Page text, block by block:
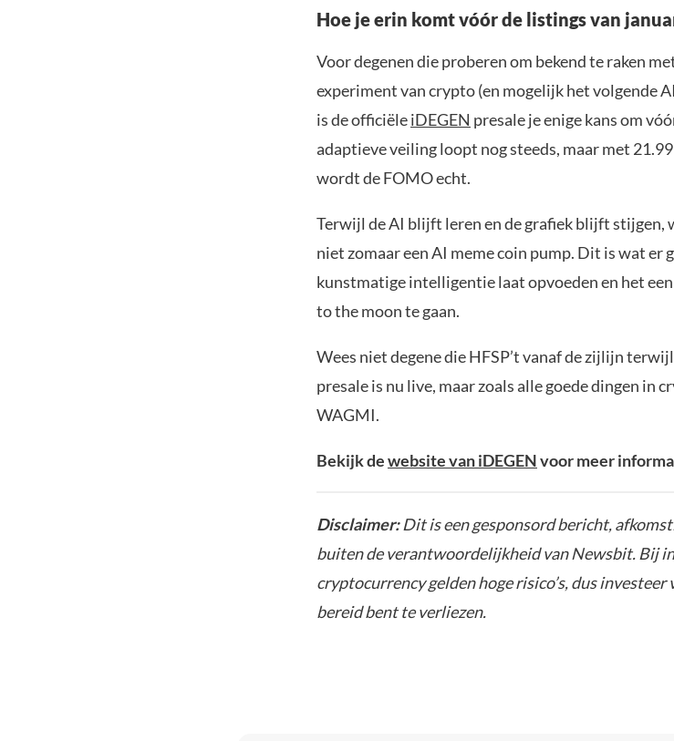
Hoe je erin komt vóór de listings van
Voor degenen die proberen om bekend te raken
experiment van crypto (en mogelijk het volgende
is de officiëleiDEGEN presale je enige kans om
adaptieve veiling loopt nog steeds, maar met
wordt de FOMO echt.
Terwijl de AI blijft leren en de grafiek blijft stijgen,
niet zomaar een AI meme coin pump. Dit is wat er
kunstmatige intelligentie laat opvoeden en het
to the moon te gaan.
Wees niet degene die HFSP’t vanaf de zijlijn
presale is nu live, maar zoals alle goede dingen in
WAGMI.
Bekijk dewebsite van iDEGENvoor meer
Disclaimer:Dit is een gesponsord bericht,
buiten de verantwoordelijkheid van Newsbit. Bij
cryptocurrency gelden hoge risico’s, dus
bereid bent te verliezen.